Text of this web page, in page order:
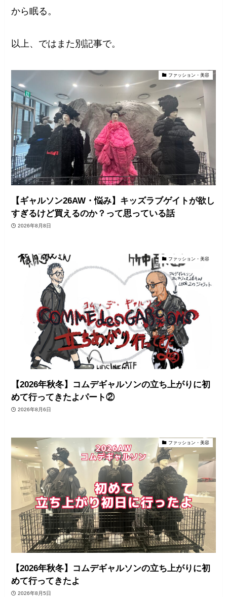
から眠る。
以上、ではまた別記事で。
ファッション・美容
【ギャルソン26AW・悩み】キッズラブゲイトが欲し
すぎるけど買えるのか？って思っている話
2026年8月8日
ファッション・美容
【2026年秋冬】コムデギャルソンの立ち上がりに初
めて行ってきたよパート②
2026年8月6日
ファッション・美容
【2026年秋冬】コムデギャルソンの立ち上がりに初
めて行ってきたよ
2026年8月5日